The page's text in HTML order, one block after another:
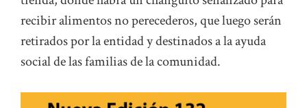
recibir alimentos no perecederos, que luego serán
retirados por la entidad y destinados a la ayuda
social de las familias de la comunidad.